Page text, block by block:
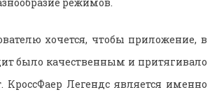
хочется, чтобы приложение, в
было качественным и притягивало
Легендс является именно